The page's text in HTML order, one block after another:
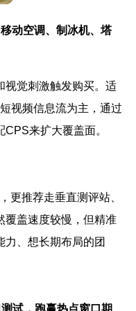
动空调、制冰机、塔
视觉刺激触发购买。适
视频信息流为主，通过
来扩大覆盖面。
更推荐走垂直测评站、
覆盖速度较慢，但精准
力、想长期布局的团
试，跑赢热点窗口期